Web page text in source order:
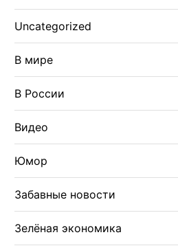
Uncategorized
В мире
В России
Видео
Юмор
Забавные новости
Зелёная экономика